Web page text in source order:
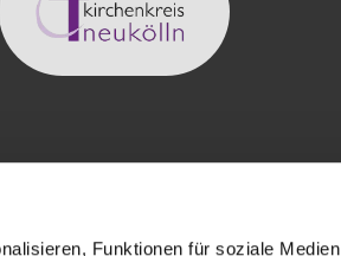
Funktionen für soziale Medien